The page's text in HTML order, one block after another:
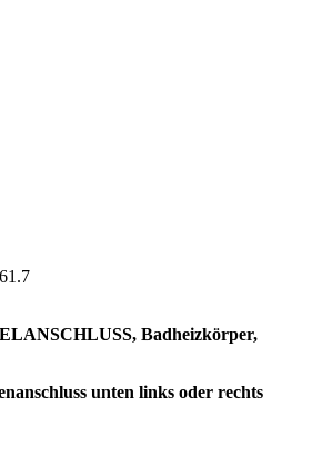
Badheizkörper,
unten links oder rechts